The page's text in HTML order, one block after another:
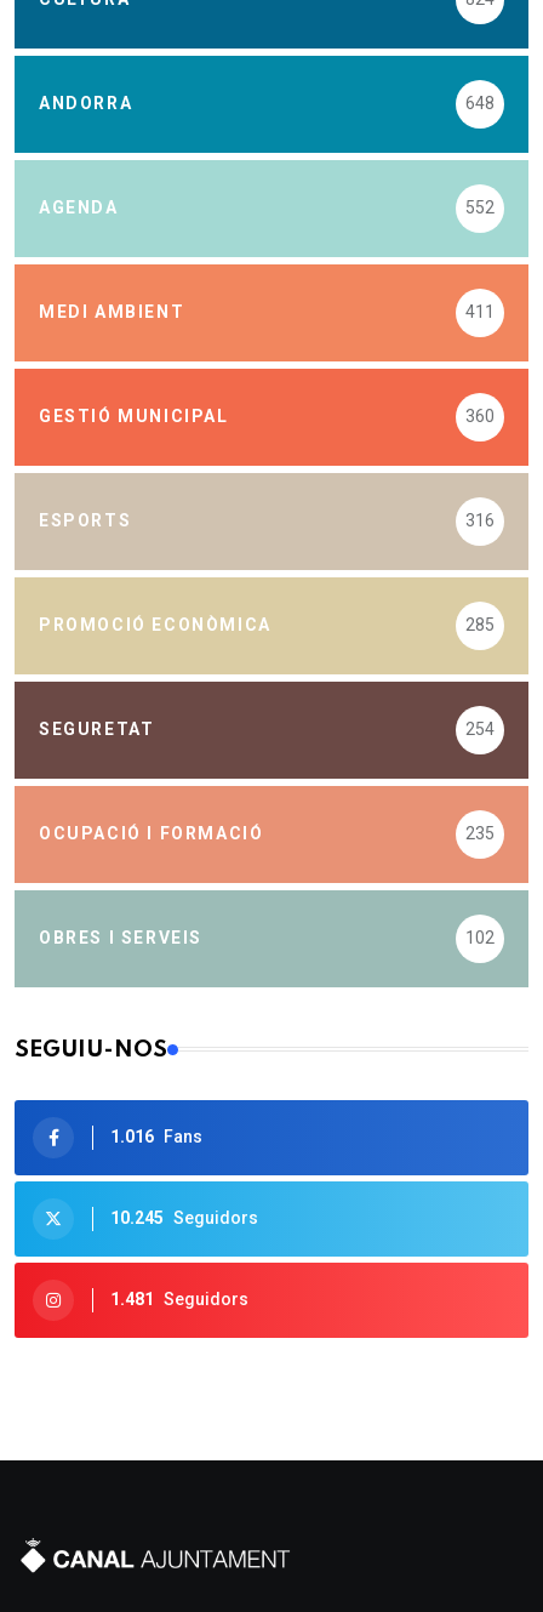
ANDORRA 648
AGENDA 552
MEDI AMBIENT 411
GESTIÓ MUNICIPAL 360
ESPORTS 316
PROMOCIÓ ECONÒMICA 285
SEGURETAT 254
OCUPACIÓ I FORMACIÓ 235
OBRES I SERVEIS 102
SEGUIU-NOS
1.016 Fans
10.245 Seguidors
1.481 Seguidors